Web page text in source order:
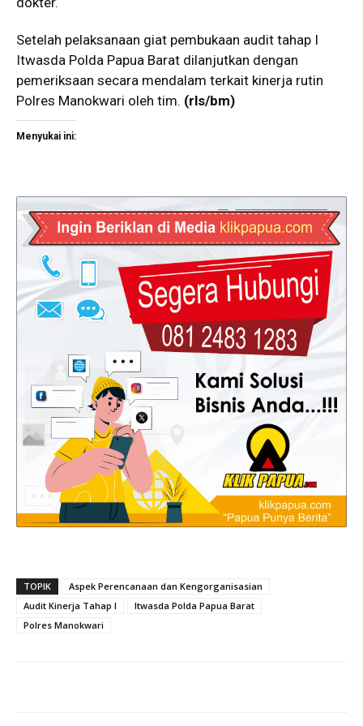
Setelah pelaksanaan giat pembukaan audit tahap I
Itwasda Polda Papua Barat dilanjutkan dengan
pemeriksaan secara mendalam terkait kinerja rutin
Polres Manokwari oleh tim. (rls/bm)
Menyukai ini:
TOPIK
Aspek Perencanaan dan Kengorganisasian
Audit Kinerja Tahap I
Itwasda Polda Papua Barat
Polres Manokwari